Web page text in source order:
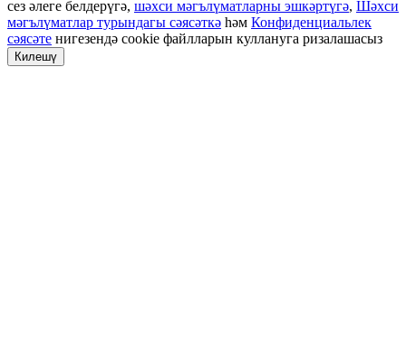
сез әлеге белдерүгә, шәхси мәгълүматларны эшкәртүгә, Шәхси
мәгълүматлар турындагы сәясәткә һәм Конфиденциальлек
сәясәте нигезендә cookie файлларын куллануга ризалашасыз
Килешү